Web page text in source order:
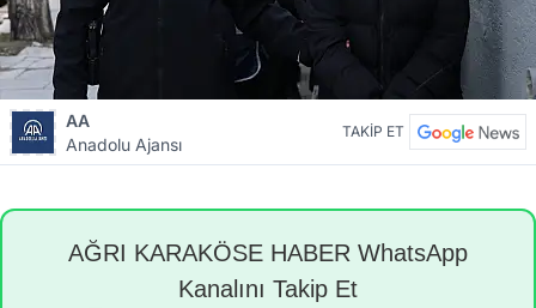
AA
Anadolu Ajansı
TAKİP ET
AĞRI KARAKÖSE HABER WhatsApp
Kanalını Takip Et